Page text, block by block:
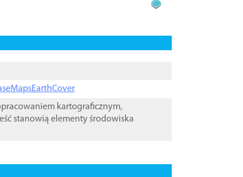
kartograficznym,
stanowią elementy środowiska